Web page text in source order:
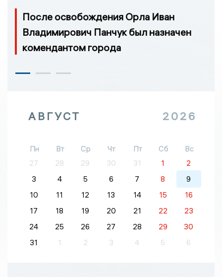
После освобождения Орла Иван
Владимирович Панчук был назначен
комендантом города
АВГУСТ 2026
Пн Вт Ср Чт Пт Сб
Вс
27
28 29 30 31 1
2
3
4 5 6 7 8
9
10
11 12 13 14 15
16
17
18 19 20 21 22
23
24
25 26 27 28 29
30
31
1 2 3 4 5 6